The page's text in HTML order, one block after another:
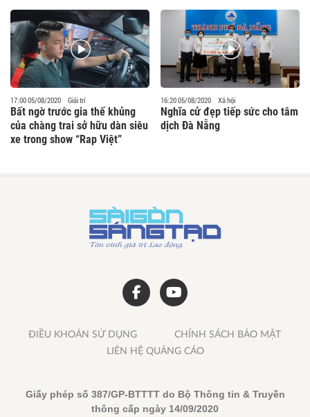
17:00 05/08/2020 Giải trí
Bất ngờ trước gia thế khủng
của chàng trai sở hữu dàn siêu
xe trong show “Rap Việt”
16:20 05/08/2020 Xã hội
Nghĩa cử đẹp tiếp sức cho tâm
dịch Đà Nẵng
ĐIỀU KHOẢN SỬ DỤNG
CHÍNH SÁCH BẢO MẬT
LIÊN HỆ QUẢNG CÁO
Giấy phép số 387/GP-BTTTT do Bộ Thông tin & Truyền
thông cấp ngày 14/09/2020